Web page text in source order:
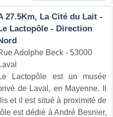
27.5Km, La Cité du Lait -
Lactopôle - Direction
Adolphe Beck - 53000
Lactopôle est un musée
de Laval, en Mayenne. Il
et il est situé à proximité de
est dédié à André Besnier,